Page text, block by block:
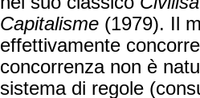
Capitalisme (1979). Il
effettivamente
concorrenza non è
sistema di regole